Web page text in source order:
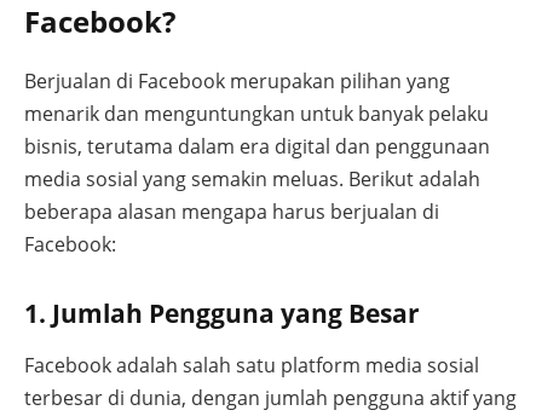
Facebook?
Berjualan di Facebook merupakan pilihan yang
menarik dan menguntungkan untuk banyak pelaku
bisnis, terutama dalam era digital dan penggunaan
media sosial yang semakin meluas. Berikut adalah
beberapa alasan mengapa harus berjualan di
Facebook:
1. Jumlah Pengguna yang Besar
Facebook adalah salah satu platform media sosial
terbesar di dunia, dengan jumlah pengguna aktif yang